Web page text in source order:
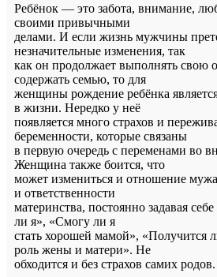
Ребёнок — это забота, внимание,
своими привычными
делами. И если жизнь мужчины
незначительные изменения, так
как он продолжает выполнять
содержать семью, то для
женщины рождение ребёнка
в жизни. Нередко у неё
появляется много страхов и
беременности, которые связаны
в первую очередь с переменами во
Женщина также боится, что
может измениться и отношение
и ответственности
материнства, постоянно задавая
ли я», «Смогу ли я
стать хорошей мамой», «Получится
роль жены и матери». Не
обходится и без страхов самих родов.